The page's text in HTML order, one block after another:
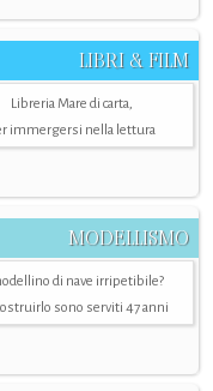
LIBRI & FILM
Libreria Mare di carta,
immergersi nella lettura
MODELLISMO
di nave irripetibile?
sono serviti 47 anni